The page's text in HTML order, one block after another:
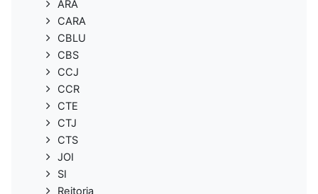
ARA
CARA
CBLU
CBS
CCJ
CCR
CTE
CTJ
CTS
JOI
SI
Reitoria